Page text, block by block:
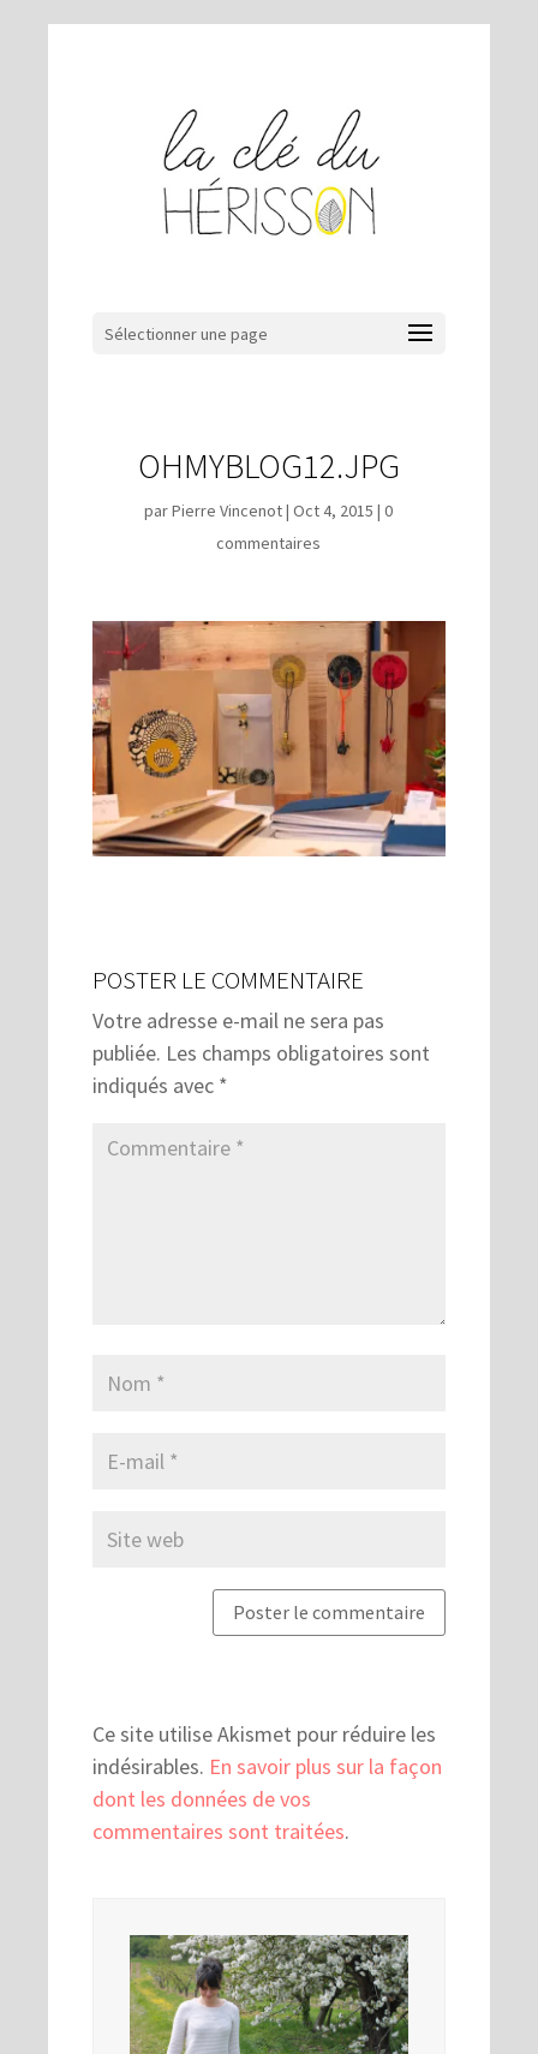
Sélectionner une page
OHMYBLOG12.JPG
parPierre Vincenot|Oct 4, 2015 |0
commentaires
POSTER LE COMMENTAIRE
Votre adresse e-mail ne sera pas
publiée. Les champs obligatoires sont
indiqués avec *
Ce site utilise Akismet pour réduire les
indésirables. En savoir plus sur la façon
dont les données de vos
commentaires sont traitées.